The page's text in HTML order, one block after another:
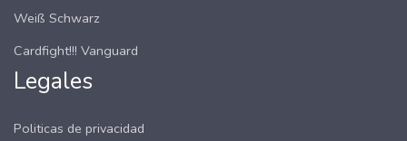
Weiß Schwarz
Cardfight!!! Vanguard
Legales
Politicas de privacidad